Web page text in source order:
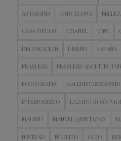
ARTESANIA BARCELONA
CASA DECOR CHANEL CINE
DECORACION DISEÑO ESPAÑA
FEARLESS FEARLESS
FOTOGRAFIA GALERISTAS MADRID
INTERIORISMO LAZARO ROSA-
MADRID MANUEL QUINTANAR
NAVIDAD NEOLITH OCIO